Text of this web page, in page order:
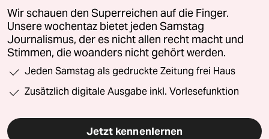
Wir schauen den Superreichen auf die Finger.
Unsere wochentaz bietet jeden Samstag
Journalismus, der es nicht allen recht macht und
Stimmen, die woanders nicht gehört werden.
Jeden Samstag als gedruckte Zeitung frei Haus
Zusätzlich digitale Ausgabe inkl. Vorlesefunktion
Jetzt kennenlernen